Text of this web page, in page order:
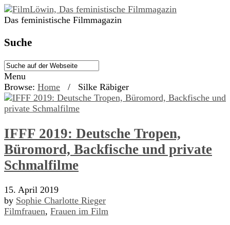
Das feministische Filmmagazin
Suche
Menu
Browse: Home / Silke Räbiger
IFFF 2019: Deutsche Tropen,
Büromord, Backfische und private
Schmalfilme
15. April 2019
by Sophie Charlotte Rieger
Filmfrauen, Frauen im Film